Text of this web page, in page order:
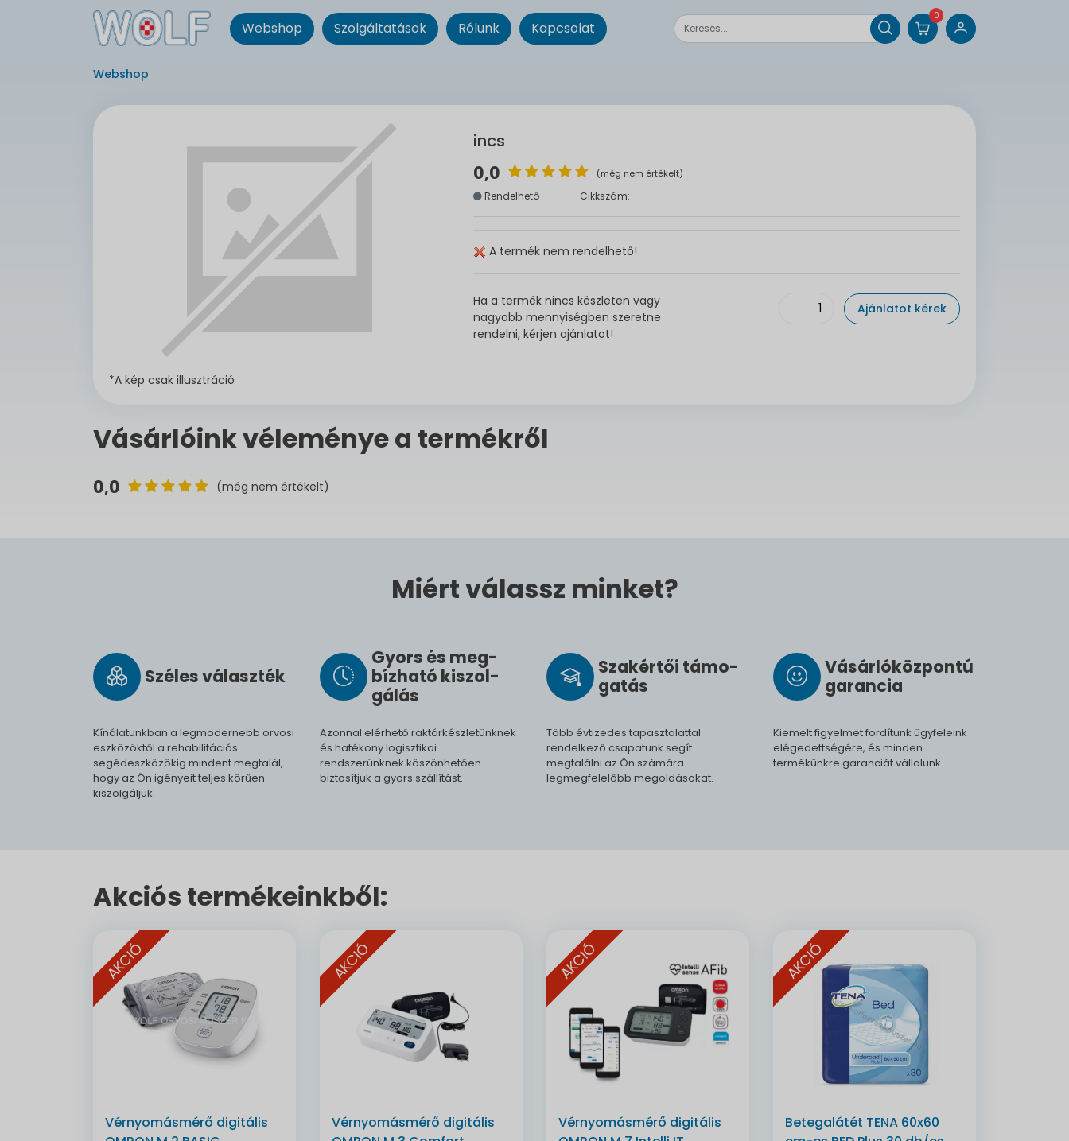
0
Webshop Szolgáltatások Rólunk Kapcsolat
Webshop
*A kép csak illusztráció
incs
0,0 (még nem értékelt)
Rendelhető Cikkszám:
A termék nem rendelhető!
Ha a termék nincs készleten vagy
nagyobb mennyiségben szeretne
rendelni, kérjen ajánlatot!
Ajánlatot kérek
Vásárlóink véleménye a termékről
0,0 (még nem értékelt)
Miért válassz minket?
Széles vá­lasz­ték
Kínálatunkban a legmodernebb orvosi
eszközöktől a rehabilitációs
segédeszközökig mindent megtalál,
hogy az Ön igényeit teljes körűen
kiszolgáljuk.
Gyors és meg­
bíz­ha­tó ki­szol­
gál­ás
Azonnal elérhető raktárkészletünknek
és hatékony logisztikai
rendszerünknek köszönhetően
biztosítjuk a gyors szállítást.
Szak­értői tá­mo­
ga­tás
Több évtizedes tapasztalattal
rendelkező csapatunk segít
megtalálni az Ön számára
legmegfelelőbb megoldásokat.
Vásárló­köz­pontú
ga­ran­cia
Kiemelt figyelmet fordítunk ügyfeleink
elégedettségére, és minden
termékünkre garanciát vállalunk.
Akciós termékeinkből:
AKCIÓ
Vérnyomásmérő digitális
AKCIÓ
Vérnyomásmérő digitális
AKCIÓ
Vérnyomásmérő digitális
AKCIÓ
Betegalátét TENA 60x60